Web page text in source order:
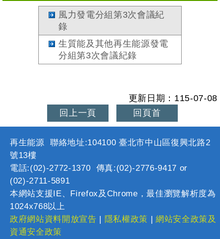
風力發電分組第3次會議紀
錄
生質能及其他再生能源發電
分組第3次會議紀錄
更新日期：115-07-08
回上一頁
回頁首
再生能源 聯絡地址:104100 臺北市中山區復興北路2
號13樓
電話:(02)-2772-1370 傳真:(02)-2776-9417 or
(02)-2711-5891
本網站支援IE、Firefox及Chrome，最佳瀏覽解析度為
1024x768以上
政府網站資料開放宣告 | 隱私權政策 |網站安全政策及
資通安全政策